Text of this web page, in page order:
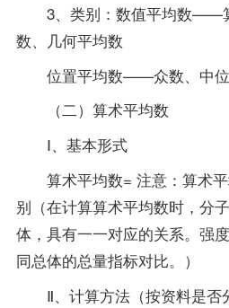
3、类别：数值平均数——
数、几何平均数
位置平均数——众数、中
（二）算术平均数
Ⅰ、基本形式
算术平均数= 注意：算术平
别（在计算算术平均数时，分
体，具有一一对应的关系。强
同总体的总量指标对比。）
Ⅱ、计算方法（按资料是否